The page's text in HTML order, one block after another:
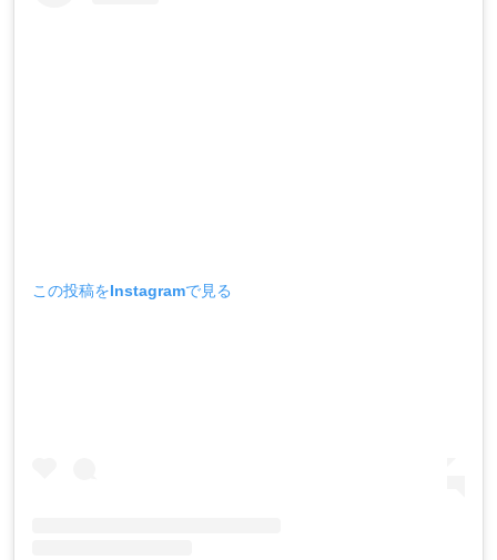
この投稿をInstagramで見る